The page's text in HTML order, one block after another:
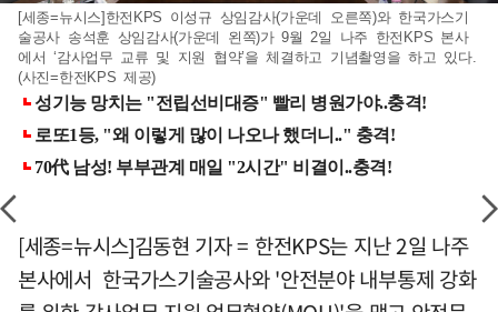
[세종=뉴시스]한전KPS 이성규 상임감사(가운데 오른쪽)와 한국가스기
술공사 송석훈 상임감사(가운데 왼쪽)가 9월 2일 나주 한전KPS 본사
에서 ‘감사업무 교류 및 지원 협약’을 체결하고 기념촬영을 하고 있다.
(사진=한전KPS 제공)
[세종=뉴시스]김동현 기자 = 한전KPS는 지난 2일 나주
본사에서 한국가스기술공사와 '안전분야 내부통제 강화